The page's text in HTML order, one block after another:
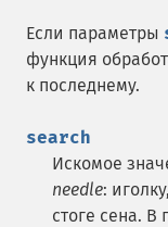
Если параметры
функция
к последнему.
search
Искомое
needle:
стоге сена.